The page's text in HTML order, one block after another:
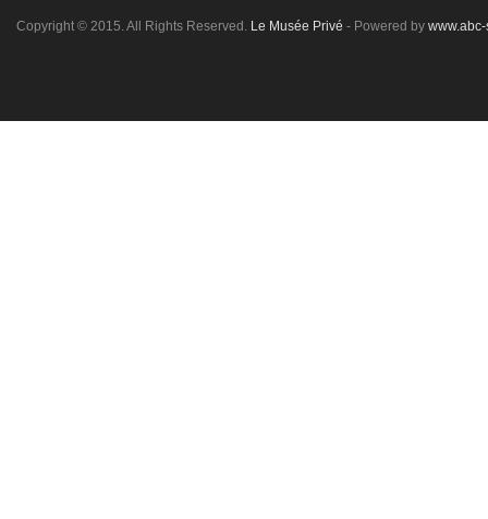
Copyright © 2015. All Rights Reserved. Le Musée Privé - Powered by